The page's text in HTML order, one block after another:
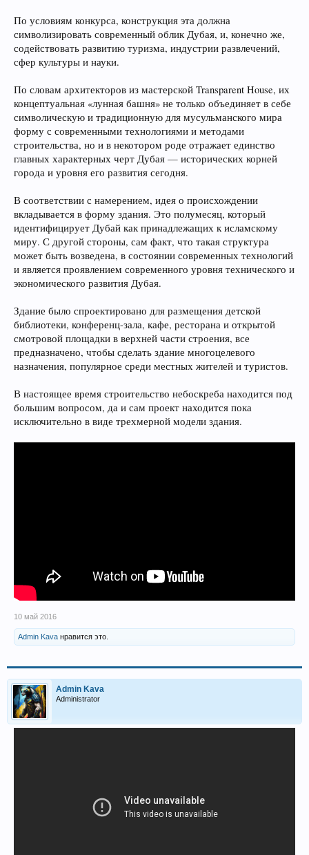
По условиям конкурса, конструкция эта должна
символизировать современный облик Дубая, и, конечно же,
содействовать развитию туризма, индустрии развлечений,
сфер культуры и науки.
По словам архитекторов из мастерской Transparent House, их
концептуальная «лунная башня» не только объединяет в себе
символическую и традиционную для мусульманского мира
форму с современными технологиями и методами
строительства, но и в некотором роде отражает единство
главных характерных черт Дубая — исторических корней
города и уровня его развития сегодня.
В соответствии с намерением, идея о происхождении
вкладывается в форму здания. Это полумесяц, который
идентифицирует Дубай как принадлежащих к исламскому
миру. С другой стороны, сам факт, что такая структура
может быть возведена, в состоянии современных технологий
и является проявлением современного уровня технического и
экономического развития Дубая.
Здание было спроектировано для размещения детской
библиотеки, конференц-зала, кафе, ресторана и открытой
смотровой площадки в верхней части строения, все
предназначено, чтобы сделать здание многоцелевого
назначения, популярное среди местных жителей и туристов.
В настоящее время строительство небоскреба находится под
большим вопросом, да и сам проект находится пока
исключительно в виде трехмерной модели здания.
10 май 2016
Admin Kava нравится это.
Admin Kava
Administrator